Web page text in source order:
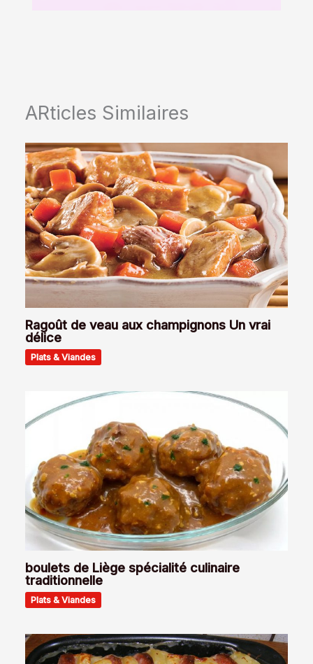
ARticles Similaires
Ragoût de veau aux champignons Un vrai
délice
Plats & Viandes
boulets de Liège spécialité culinaire
traditionnelle
Plats & Viandes